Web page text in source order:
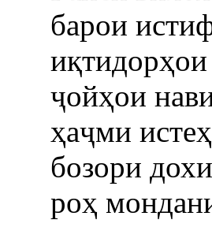
барои
ҷойҳои
ҳаҷми
бозори
роҳ